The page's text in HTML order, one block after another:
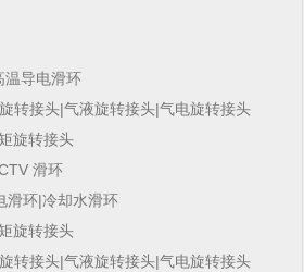
温导电滑环
转接头|气液旋转接头|气电旋转接头
旋转接头
滑环
滑环|冷却水滑环
旋转接头
转接头|气液旋转接头|气电旋转接头